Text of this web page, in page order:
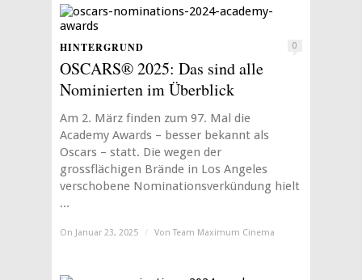
HINTERGRUND 0
OSCARS® 2025: Das sind alle
Nominierten im Überblick
Am 2. März finden zum 97. Mal die
Academy Awards – besser bekannt als
Oscars – statt. Die wegen der
grossflächigen Brände in Los Angeles
verschobene Nominationsverkündung hielt
...
On Januar 23, 2025 / VonTeam Maximum Cinema